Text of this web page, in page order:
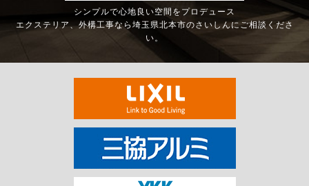
シンプルで心地良い空間をプロデュース
エクステリア、外構工事なら埼玉県北本市のさいしんにご相談くださ
い。